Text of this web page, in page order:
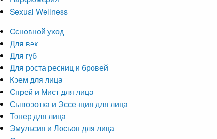
Sexual Wellness
Основной уход
Для век
Для губ
Для роста ресниц и бровей
Крем для лица
Спрей и Мист для лица
Сыворотка и Эссенция для лица
Тонер для лица
Эмульсия и Лосьон для лица